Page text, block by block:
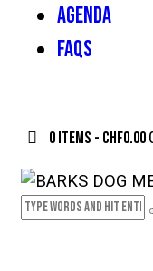
AGENDA
FAQS
0 items - CHF0.00